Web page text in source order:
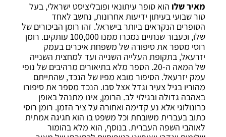
מאיר שלו הוא סופר עיתונאי ופובליציסט ישראלי, בעל
טור שבועי בעיתון ידיעות אחרונות, נחשב לאחד
הסופרים הנקראים ביותר בישראל. זהו רומן הביכורים של
שלו, וכעבור שנתיים נמכרו ממנו 100,000 עותקים.
רומן
רוסי מספר את סיפורה של משפחת איכרים בעמק
יזרעאל, בתקופת העלייה השנייה ועד למחצית השנייה
של המאה ה-20. הספר מלא בתיאורים מרהיבים של נופי
עמק יזרעאל. הסיפור מובא מפיו של הנכד, שהתייתם
מהוריו בגיל צעיר וגדל אצל סבו. הנכד מספר את סיפורו
באהבה גדולה ובגילוי לב. הרומן, אינו מתנהל באופן
כרונולוגי אלא נע קדימה ואחורה על ציר הזמן. רומן רוסי
כתוב בעברית משובחת וכל משפט בו הוא חגיגה אמתית
לאוהבי השפה העברית. בנוסף, הוא מלא בהומור